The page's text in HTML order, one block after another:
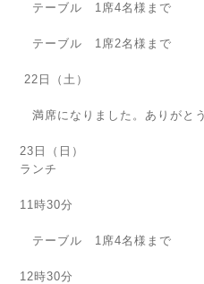
テーブル 1席4名様まで
テーブル 1席2名様まで
22日（土）
満席になりました。ありがと
23日（日）
ランチ
11時30分
テーブル 1席4名様まで
12時30分